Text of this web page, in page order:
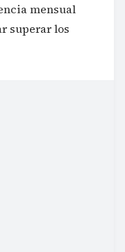
mensual
superar los